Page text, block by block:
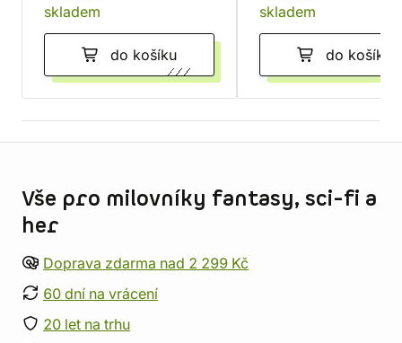
skladem
do košíku
skladem
do košíku
Vše pro milovníky fantasy, sci-fi a
her
Doprava zdarma nad 2 299 Kč
60 dní na vrácení
20 let na trhu